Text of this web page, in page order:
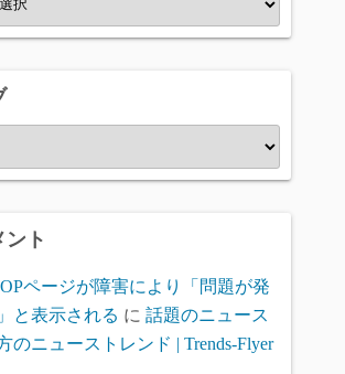
ト
ページが障害により「問題が発
と表示される に 話題のニュース
のニューストレンド | Trends-Flyer